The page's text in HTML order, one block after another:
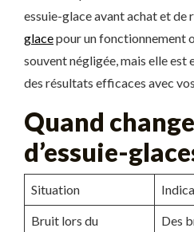
essuie-glace avant achat et de
glacepour un fonctionnement
souvent négligée, mais elle
des résultats efficaces avec
Quand
d’essuie-
Situation
Bruit lors du
Des